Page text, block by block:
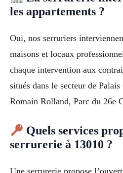
les appartements ?
Oui, nos serruriers
maisons et locaux
chaque intervention aux
situés dans le secteur de
Romain Rolland, Parc du 26e
Quels services
serrurerie à 13010 ?